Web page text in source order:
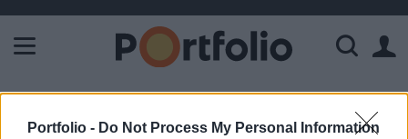
Portfolio - Do Not Process My Personal Information